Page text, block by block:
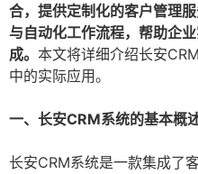
合，提供定制化的客户管理
与自动化工作流程，帮助企
成。 本文将详细介绍长安
中的实际应用。
一、长安CRM系统的基本概
长安CRM系统是一款集成了